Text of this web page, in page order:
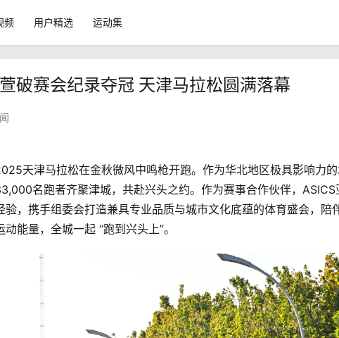
频 用户精选 运动集
破赛会纪录夺冠 天津马拉松圆满落幕
天津马拉松在金秋微风中鸣枪开跑。作为华北地区极具影响力
名跑者齐聚津城，共赴兴头之约。作为赛事合作伙伴，ASICS
，携手组委会打造兼具专业品质与城市文化底蕴的体育盛会，陪
能量，全城一起 “跑到兴头上”。